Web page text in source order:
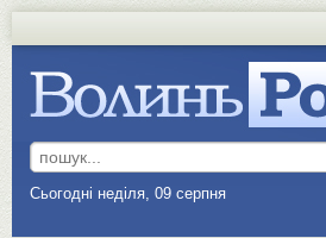
Сьогодні неділя, 09 серпня